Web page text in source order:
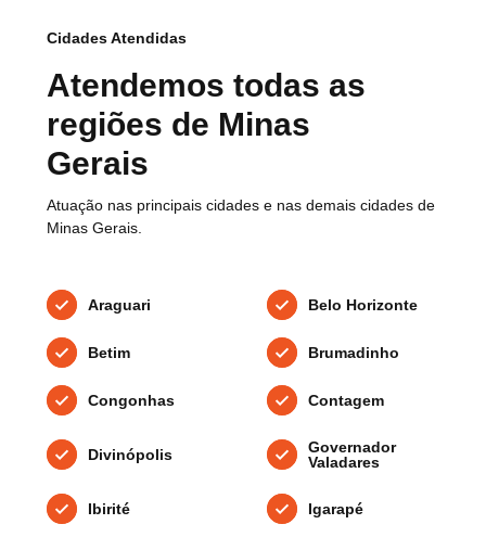
Cidades Atendidas
Atendemos todas as
regiões de Minas
Gerais
Atuação nas principais cidades e nas demais cidades de
Minas Gerais.
Araguari Belo Horizonte
Betim Brumadinho
Congonhas Contagem
Divinópolis
Governador
Valadares
Ibirité Igarapé